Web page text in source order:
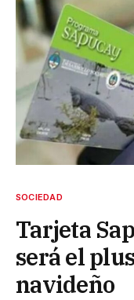
SOCIEDAD
Tarjeta
será el
navideño